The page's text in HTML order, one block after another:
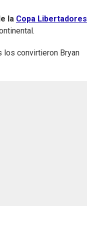
la Copa Libertadores
los convirtieron Bryan